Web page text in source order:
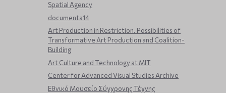
Spatial Agency
documenta14
Art Production in Restriction. Possibilities of
Transformative Art Production and Coalition-
Building
Art Culture and Technology at MIT
Center for Advanced Visual Studies Archive
Εθνικό Μουσείο Σύγχρονης Τέχνης